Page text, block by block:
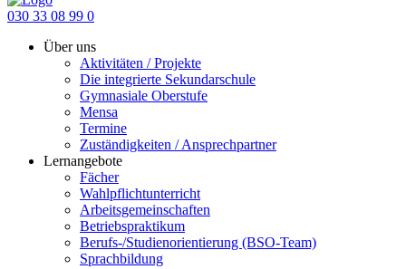
030 33 08 99 0
Über uns
Aktivitäten / Projekte
Die integrierte Sekundarschule
Gymnasiale Oberstufe
Mensa
Termine
Zuständigkeiten / Ansprechpartner
Lernangebote
Fächer
Wahlpflichtunterricht
Arbeitsgemeinschaften
Betriebspraktikum
Berufs-/Studienorientierung (BSO-Team)
Sprachbildung